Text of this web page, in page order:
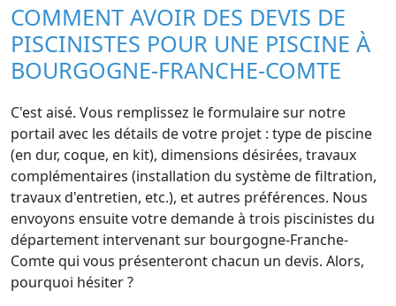
COMMENT AVOIR DES DEVIS DE
PISCINISTES POUR UNE PISCINE À
BOURGOGNE-FRANCHE-COMTE
C'est aisé. Vous remplissez le formulaire sur notre
portail avec les détails de votre projet : type de piscine
(en dur, coque, en kit), dimensions désirées, travaux
complémentaires (installation du système de filtration,
travaux d'entretien, etc.), et autres préférences. Nous
envoyons ensuite votre demande à trois piscinistes du
département intervenant sur bourgogne-Franche-
Comte qui vous présenteront chacun un devis. Alors,
pourquoi hésiter ?